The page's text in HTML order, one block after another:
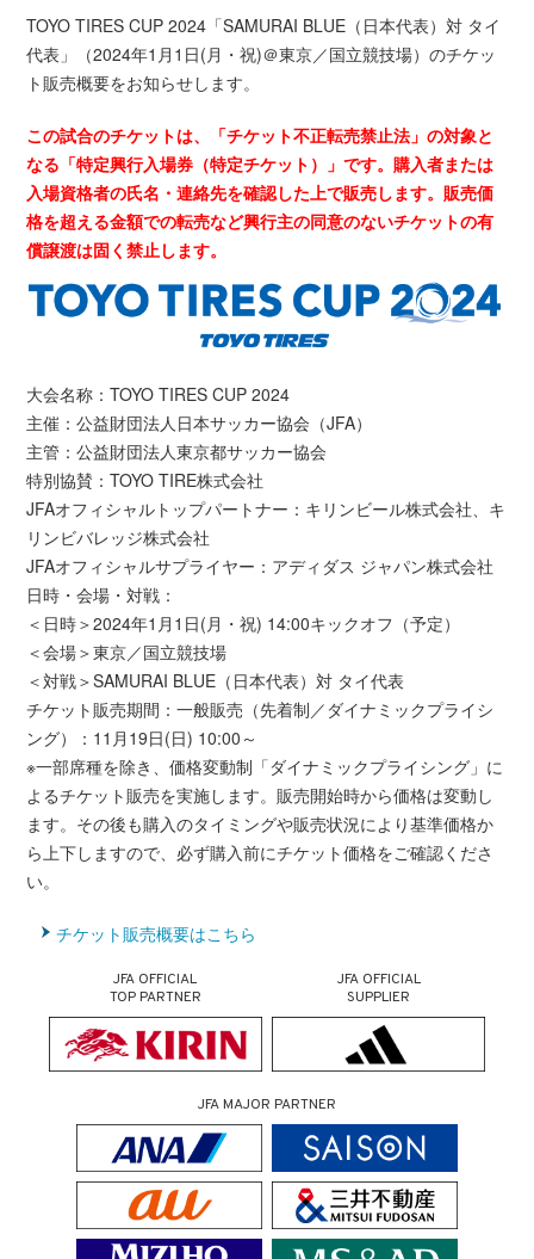
TOYO TIRES CUP 2024「SAMURAI BLUE（日本代表）対 タイ
代表」（2024年1月1日(月・祝)＠東京／国立競技場）のチケッ
ト販売概要をお知らせします。
この試合のチケットは、「チケット不正転売禁止法」の対象と
なる「特定興行入場券（特定チケット）」です。購入者または
入場資格者の氏名・連絡先を確認した上で販売します。販売価
格を超える金額での転売など興行主の同意のないチケットの有
償譲渡は固く禁止します。
大会名称：TOYO TIRES CUP 2024
主催：公益財団法人日本サッカー協会（JFA）
主管：公益財団法人東京都サッカー協会
特別協賛：TOYO TIRE株式会社
JFAオフィシャルトップパートナー：キリンビール株式会社、キ
リンビバレッジ株式会社
JFAオフィシャルサプライヤー：アディダス ジャパン株式会社
日時・会場・対戦：
＜日時＞2024年1月1日(月・祝) 14:00キックオフ（予定）
＜会場＞東京／国立競技場
＜対戦＞SAMURAI BLUE（日本代表）対 タイ代表
チケット販売期間：一般販売（先着制／ダイナミックプライシ
ング）：11月19日(日) 10:00～
※一部席種を除き、価格変動制「ダイナミックプライシング」に
よるチケット販売を実施します。販売開始時から価格は変動し
ます。その後も購入のタイミングや販売状況により基準価格か
ら上下しますので、必ず購入前にチケット価格をご確認くださ
い。
チケット販売概要はこちら
JFA OFFICIAL
TOP PARTNER
JFA OFFICIAL
SUPPLIER
JFA MAJOR PARTNER